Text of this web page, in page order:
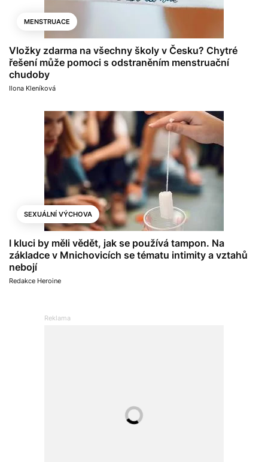
MENSTRUACE
Vložky zdarma na všechny školy v Česku? Chytré
řešení může pomoci s odstraněním menstruační
chudoby
Ilona Kleníková
SEXUÁLNÍ VÝCHOVA
I kluci by měli vědět, jak se používá tampon. Na
základce v Mnichovicích se tématu intimity a vztahů
nebojí
Redakce Heroine